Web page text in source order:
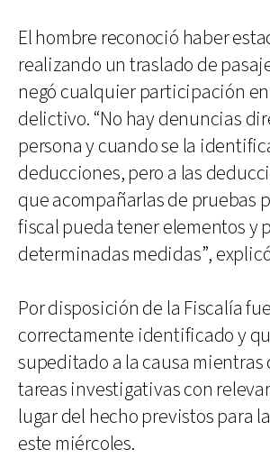
El hombre reconoció haber
realizando un traslado de
negó cualquier participación
delictivo. “No hay denuncias
persona y cuando se la
deducciones, pero a las
que acompañarlas de pruebas
fiscal pueda tener elementos y
determinadas medidas”,
Por disposición de la Fiscalía fue
correctamente identificado y
supeditado a la causa
tareas investigativas con
lugar del hecho previstos para
este miércoles.